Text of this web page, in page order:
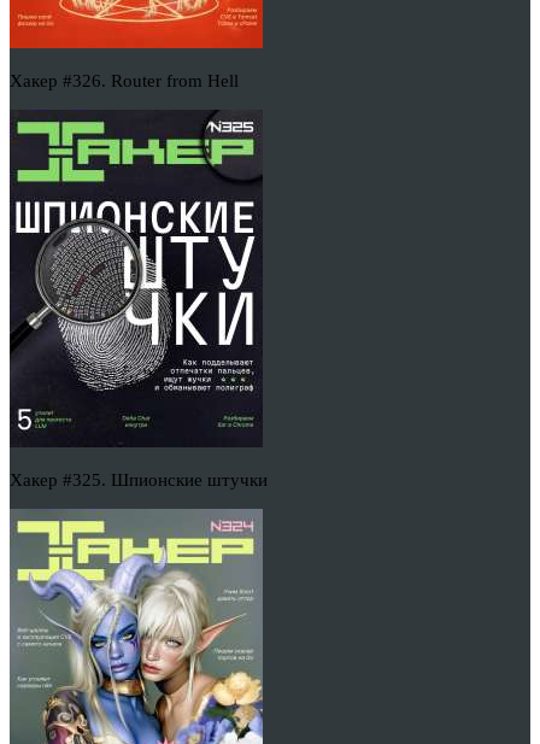
Хакер #326. Router from Hell
Хакер #325. Шпионские штучки